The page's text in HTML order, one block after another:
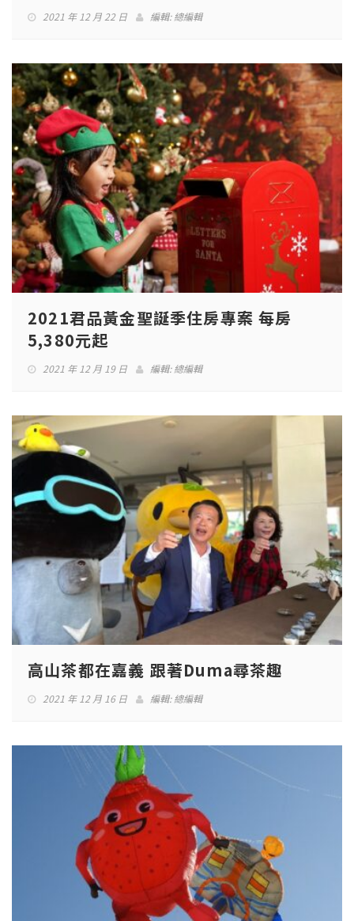
2021 年 12 月 22 日 編輯:總編輯
2021君品黃金聖誕季住房專案 每房
5,380元起
2021 年 12 月 19 日 編輯:總編輯
高山茶都在嘉義 跟著Duma尋茶趣
2021 年 12 月 16 日 編輯:總編輯